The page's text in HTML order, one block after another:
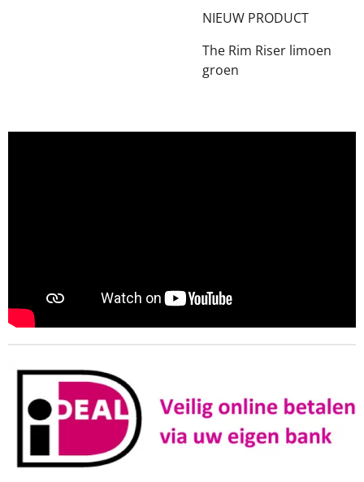
NIEUW PRODUCT
The Rim Riser limoen
groen